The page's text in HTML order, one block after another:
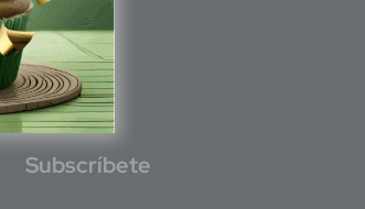
Subscríbete